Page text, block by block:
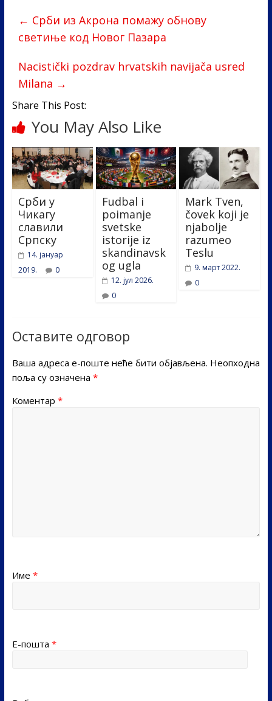
b
o
k
er e
dI
e
← Срби из Акрона помажу обнову
светиње код Новог Пазара
Nacistički pozdrav hrvatskih navijača usred
Milana →
Share This Post:
You May Also Like
Срби у
Чикагу
славили
Српску
14. јануар
2019.
0
Fudbal i
poimanje
svetske
istorije iz
skandinavsk
og ugla
12. јул 2026.
0
Mark Tven,
čovek koji je
njabolje
razumeo
Teslu
9. март 2022.
0
Оставите одговор
Ваша адреса е-поште неће бити објављена. Неопходна
поља су означена *
Коментар *
Име *
Е-пошта *